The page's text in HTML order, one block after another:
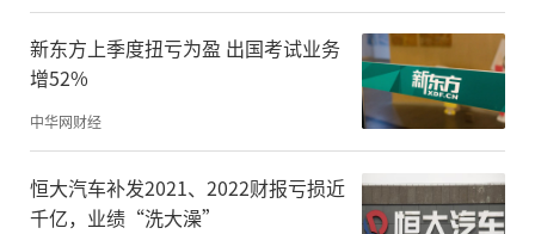
新东方上季度扭亏为盈 出国考试业务
增52%
中华网财经
恒大汽车补发2021、2022财报亏损近
千亿，业绩“洗大澡”